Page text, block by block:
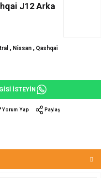
J12 Arka
, Nissan , Qashqai
İSTEYİN
Yorum Yap Paylaş